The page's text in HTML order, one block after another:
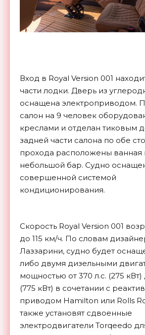
Вход в Royal Version 001
части лодки. Дверь из
оснащена электроприводом.
салон на 9 человек
креслами и отделан тиковым
задней части салона по обе
прохода расположены ванная
небольшой бар. Судно
совершенной системой
кондиционирования.
Скорость Royal Version 001
до 115 км/ч. По словам
Лаззарини, судно будет
либо двумя дизельными
мощностью от 370 л.с. (275 кВт)
(775 кВт) в сочетании с
приводом Hamilton или Rolls
также установят сдвоенные
электродвигатели Torqeedo